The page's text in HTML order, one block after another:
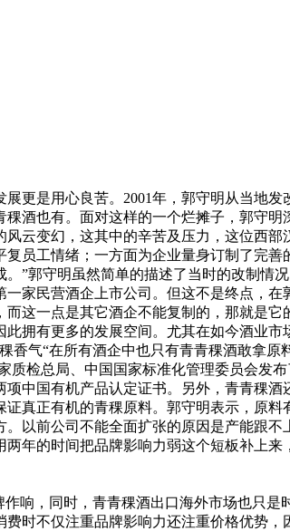
是用心良苦。2001年，郭守明从当地发
酒也有。面对这样的一个烂摊子，郭守明
云变幻，这其中的辛苦及压力，这位西部
员工情绪；一方面为企业量身订制了完善
”郭守明虽然简单的描述了当时的改制情
家民营酒企上市公司。但这不是终点，
这一点是其它酒企不能复制的，那就是它
拥有更多的发展空间。尤其在如今酒业
气“在所有酒企中也只有青青稞酒敢拿原
检总局、中国国家标准化管理委员会发
项中国有机产品认定证书。另外，青青稞
真正有机的青稞原料。郭守明表示，原料
以前公司不能全面扩张的原因是产能跟
年的时间把品牌影响力弱这个短板补上
，同时，青青稞酒出口海外市场也只是
时不仅注重品牌影响力还注重价格优势，